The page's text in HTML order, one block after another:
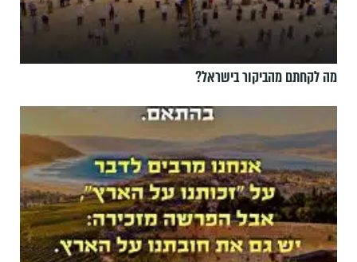
מה לקחתם מהביקור בישראל?